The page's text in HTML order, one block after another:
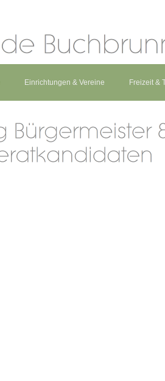
Einrichtungen & Vereine Freizeit &